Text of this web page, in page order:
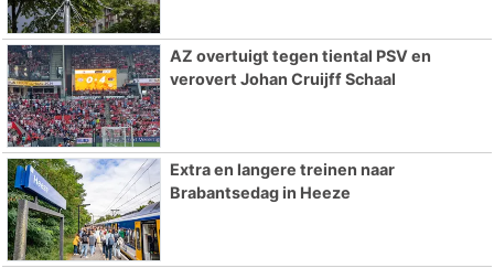
AZ overtuigt tegen tiental PSV en
verovert Johan Cruijff Schaal
Extra en langere treinen naar
Brabantsedag in Heeze